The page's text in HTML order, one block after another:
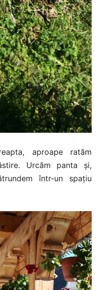
aproape ratăm
Urcăm panta și,
într-un spațiu